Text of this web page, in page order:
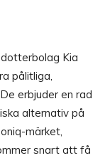
Kia
pålitliga,
erbjuder en rad
alternativ på
märket,
snart att få